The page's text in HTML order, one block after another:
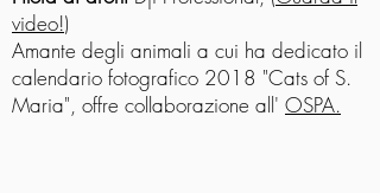
video!)
Amante degli animali a cui ha dedicato il
calendario fotografico 2018 "Cats of S.
Maria", offre collaborazione all' OSPA.